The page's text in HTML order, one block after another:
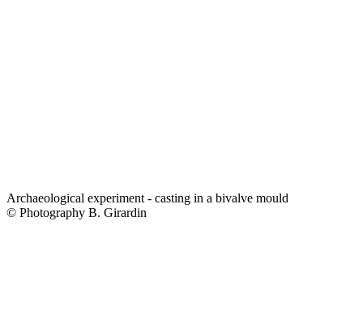
Archaeological experiment - casting in a bivalve mould
© Photography B. Girardin